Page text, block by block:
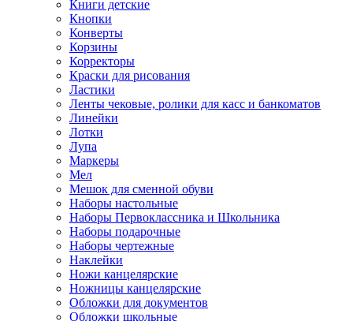
Книги детские
Кнопки
Конверты
Корзины
Корректоры
Краски для рисования
Ластики
Ленты чековые, ролики для касс и банкоматов
Линейки
Лотки
Лупа
Маркеры
Мел
Мешок для сменной обуви
Наборы настольные
Наборы Первоклассника и Школьника
Наборы подарочные
Наборы чертежные
Наклейки
Ножи канцелярские
Ножницы канцелярские
Обложки для документов
Обложки школьные